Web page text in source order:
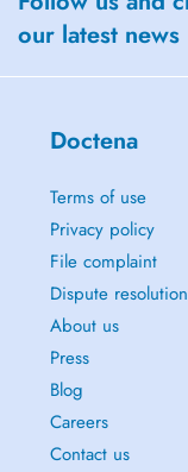
Langues parlées :
manière efficace et
Prise de rendez-vous
Plus d'informations :
----------------------------------------
comprehensive care
recovery.
our latest news
Doctena
Terms of use
Privacy policy
File complaint
Dispute resolution
About us
Press
Blog
Careers
Contact us